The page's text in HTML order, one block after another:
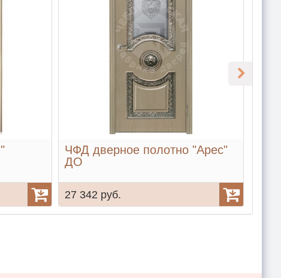
ЧФД дверное полотно "Арес"
ДО
27 342 руб.